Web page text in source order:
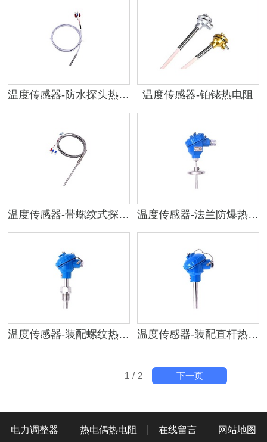
温度传感器-防水探头热电阻 温度传感器-铂铑热电阻
温度传感器-带螺纹式探头热电阻 温度传感器-法兰防爆热电阻
温度传感器-装配螺纹热电阻 温度传感器-装配直杆热电阻
1 / 2 下一页
电力调整器 热电偶热电阻 在线留言 网站地图